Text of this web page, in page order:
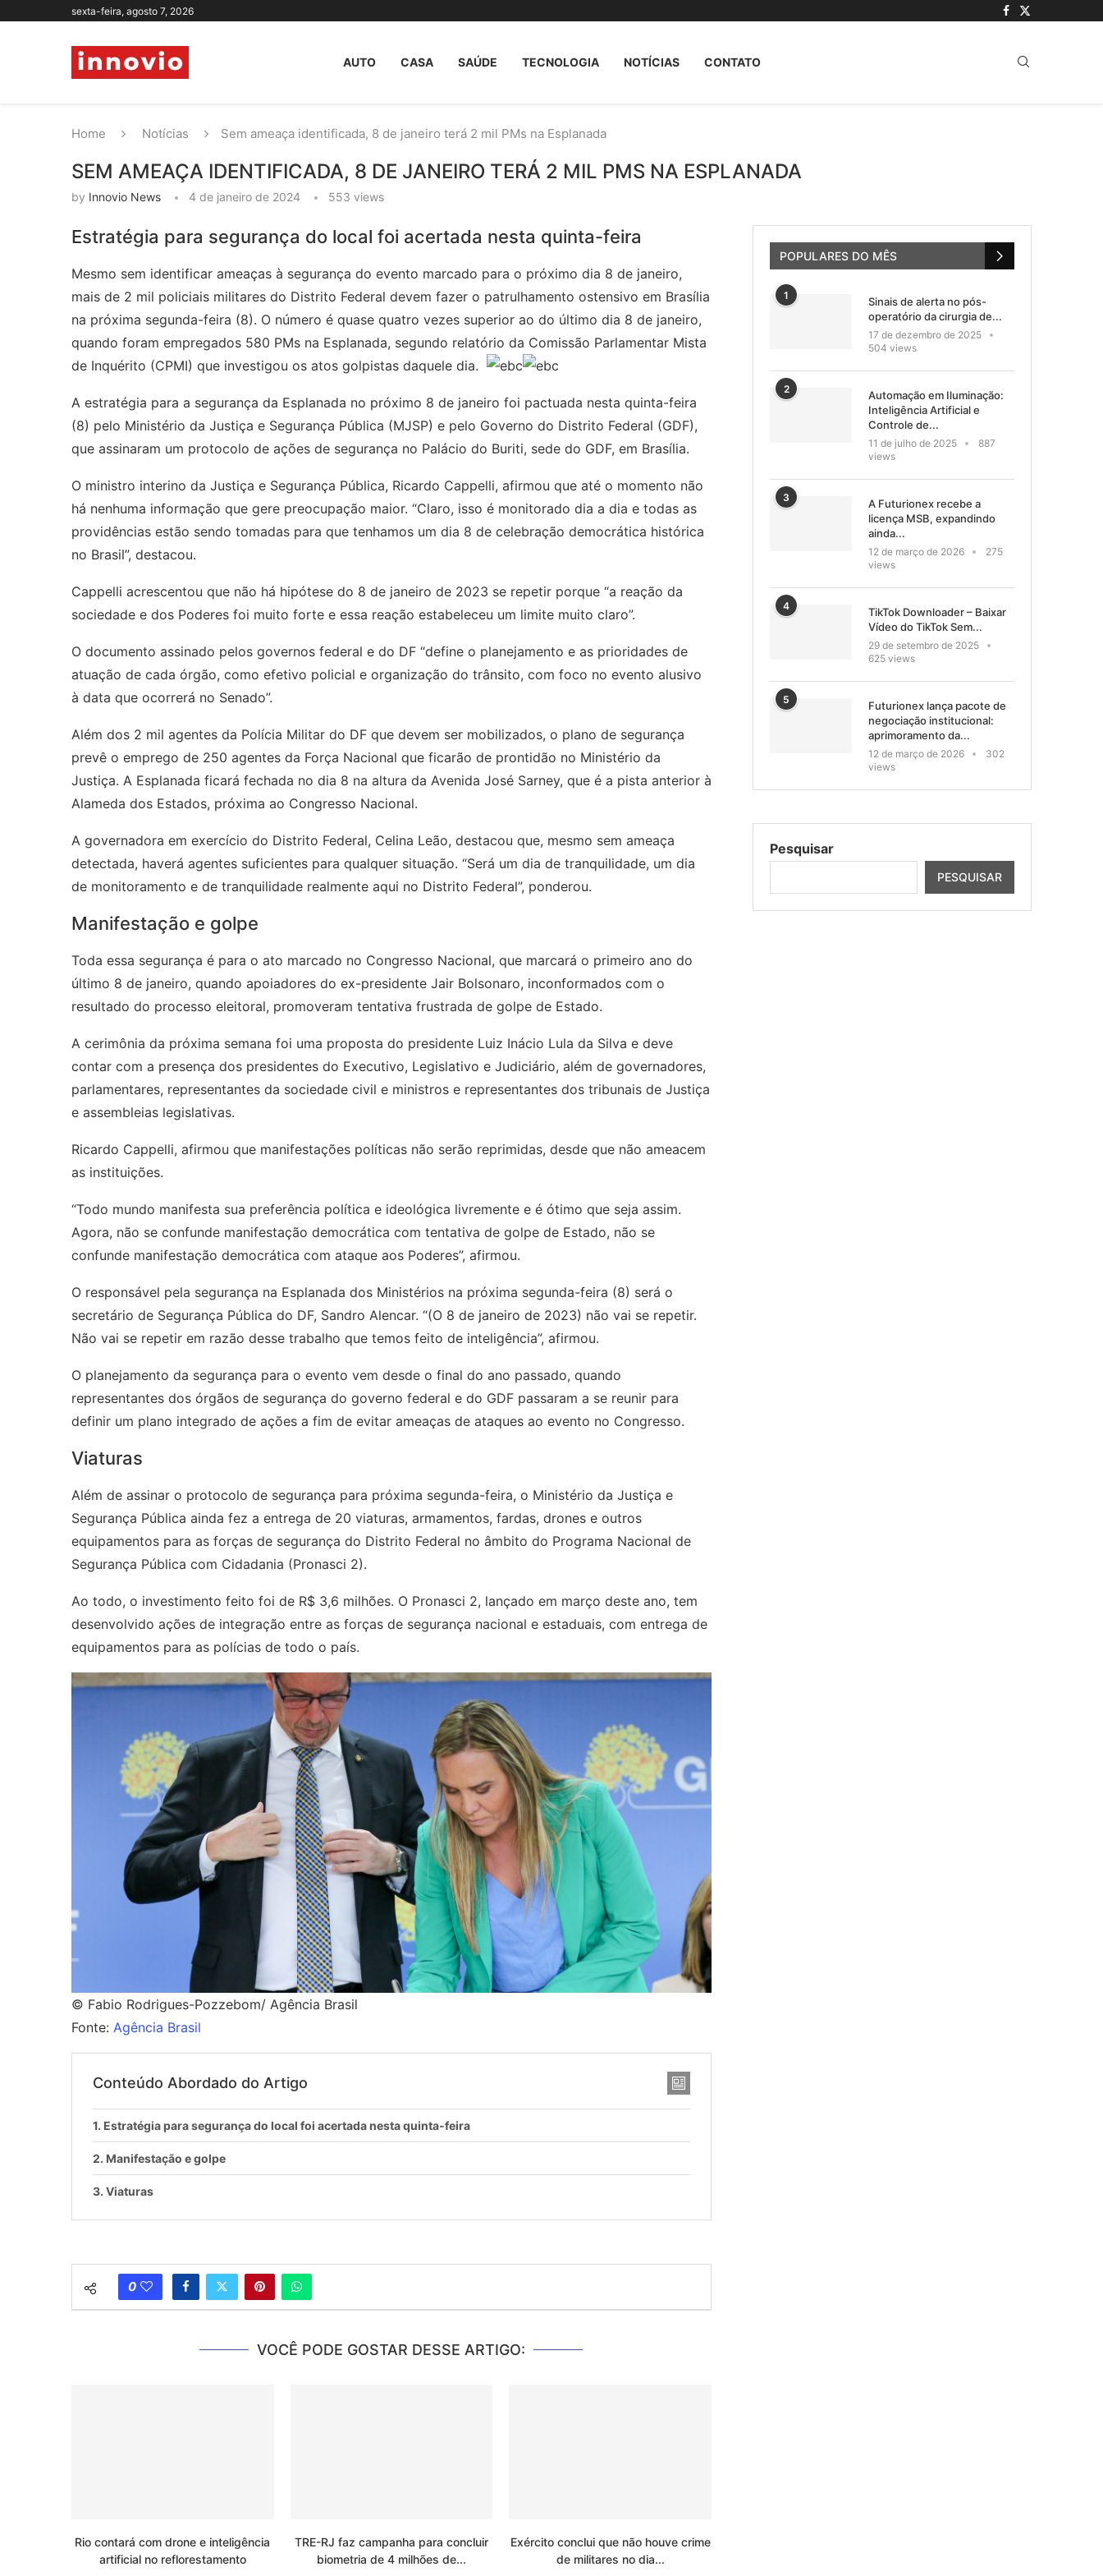
sexta-feira, agosto 7, 2026
AUTO CASA SAÚDE TECNOLOGIA NOTÍCIAS CONTATO
Home Notícias Sem ameaça identificada, 8 de janeiro terá 2 mil PMs na Esplanada
SEM AMEAÇA IDENTIFICADA, 8 DE JANEIRO TERÁ 2 MIL PMS NA ESPLANADA
by Innovio News 4 de janeiro de 2024 553 views
Estratégia para segurança do local foi acertada nesta quinta-feira
Mesmo sem identificar ameaças à segurança do evento marcado para o próximo dia 8 de janeiro,
mais de 2 mil policiais militares do Distrito Federal devem fazer o patrulhamento ostensivo em Brasília
na próxima segunda-feira (8). O número é quase quatro vezes superior ao do último dia 8 de janeiro,
quando foram empregados 580 PMs na Esplanada, segundo relatório da Comissão Parlamentar Mista
de Inquérito (CPMI) que investigou os atos golpistas daquele dia.
A estratégia para a segurança da Esplanada no próximo 8 de janeiro foi pactuada nesta quinta-feira
(8) pelo Ministério da Justiça e Segurança Pública (MJSP) e pelo Governo do Distrito Federal (GDF),
que assinaram um protocolo de ações de segurança no Palácio do Buriti, sede do GDF, em Brasília.
O ministro interino da Justiça e Segurança Pública, Ricardo Cappelli, afirmou que até o momento não
há nenhuma informação que gere preocupação maior. “Claro, isso é monitorado dia a dia e todas as
providências estão sendo tomadas para que tenhamos um dia 8 de celebração democrática histórica
no Brasil”, destacou.
Cappelli acrescentou que não há hipótese do 8 de janeiro de 2023 se repetir porque “a reação da
sociedade e dos Poderes foi muito forte e essa reação estabeleceu um limite muito claro”.
O documento assinado pelos governos federal e do DF “define o planejamento e as prioridades de
atuação de cada órgão, como efetivo policial e organização do trânsito, com foco no evento alusivo
à data que ocorrerá no Senado”.
Além dos 2 mil agentes da Polícia Militar do DF que devem ser mobilizados, o plano de segurança
prevê o emprego de 250 agentes da Força Nacional que ficarão de prontidão no Ministério da
Justiça. A Esplanada ficará fechada no dia 8 na altura da Avenida José Sarney, que é a pista anterior à
Alameda dos Estados, próxima ao Congresso Nacional.
A governadora em exercício do Distrito Federal, Celina Leão, destacou que, mesmo sem ameaça
detectada, haverá agentes suficientes para qualquer situação. “Será um dia de tranquilidade, um dia
de monitoramento e de tranquilidade realmente aqui no Distrito Federal”, ponderou.
Manifestação e golpe
Toda essa segurança é para o ato marcado no Congresso Nacional, que marcará o primeiro ano do
último 8 de janeiro, quando apoiadores do ex-presidente Jair Bolsonaro, inconformados com o
resultado do processo eleitoral, promoveram tentativa frustrada de golpe de Estado.
A cerimônia da próxima semana foi uma proposta do presidente Luiz Inácio Lula da Silva e deve
contar com a presença dos presidentes do Executivo, Legislativo e Judiciário, além de governadores,
parlamentares, representantes da sociedade civil e ministros e representantes dos tribunais de Justiça
e assembleias legislativas.
Ricardo Cappelli, afirmou que manifestações políticas não serão reprimidas, desde que não ameacem
as instituições.
“Todo mundo manifesta sua preferência política e ideológica livremente e é ótimo que seja assim.
Agora, não se confunde manifestação democrática com tentativa de golpe de Estado, não se
confunde manifestação democrática com ataque aos Poderes”, afirmou.
O responsável pela segurança na Esplanada dos Ministérios na próxima segunda-feira (8) será o
secretário de Segurança Pública do DF, Sandro Alencar. “(O 8 de janeiro de 2023) não vai se repetir.
Não vai se repetir em razão desse trabalho que temos feito de inteligência”, afirmou.
O planejamento da segurança para o evento vem desde o final do ano passado, quando
representantes dos órgãos de segurança do governo federal e do GDF passaram a se reunir para
definir um plano integrado de ações a fim de evitar ameaças de ataques ao evento no Congresso.
Viaturas
Além de assinar o protocolo de segurança para próxima segunda-feira, o Ministério da Justiça e
Segurança Pública ainda fez a entrega de 20 viaturas, armamentos, fardas, drones e outros
equipamentos para as forças de segurança do Distrito Federal no âmbito do Programa Nacional de
Segurança Pública com Cidadania (Pronasci 2).
Ao todo, o investimento feito foi de R$ 3,6 milhões. O Pronasci 2, lançado em março deste ano, tem
desenvolvido ações de integração entre as forças de segurança nacional e estaduais, com entrega de
equipamentos para as polícias de todo o país.
© Fabio Rodrigues-Pozzebom/ Agência Brasil
Fonte: Agência Brasil
Conteúdo Abordado do Artigo
Estratégia para segurança do local foi acertada nesta quinta-feira
Manifestação e golpe
Viaturas
0
VOCÊ PODE GOSTAR DESSE ARTIGO:
Rio contará com drone e inteligência
artificial no reflorestamento
TRE-RJ faz campanha para concluir
biometria de 4 milhões de...
Exército conclui que não houve crime
de militares no dia...
POPULARES DO MÊS
1
Sinais de alerta no pós-
operatório da cirurgia de...
17 de dezembro de 2025
504 views
2
Automação em Iluminação:
Inteligência Artificial e
Controle de...
11 de julho de 2025
887
views
3
A Futurionex recebe a
licença MSB, expandindo
ainda...
12 de março de 2026
275
views
4
TikTok Downloader – Baixar
Vídeo do TikTok Sem...
29 de setembro de 2025
625 views
5
Futurionex lança pacote de
negociação institucional:
aprimoramento da...
12 de março de 2026
302
views
Pesquisar
PESQUISAR